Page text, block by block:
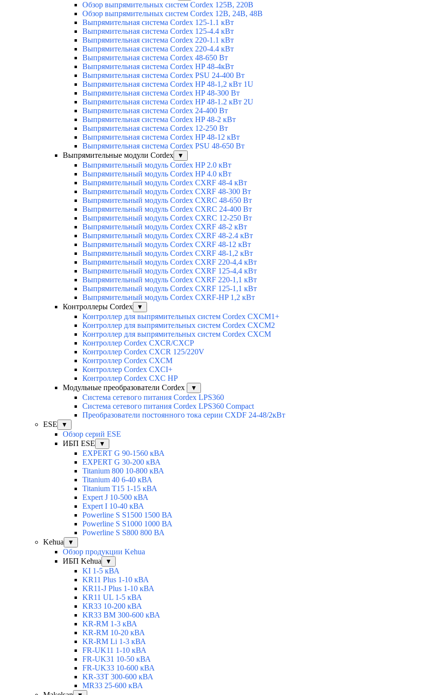
Обзор выпрямительных систем Cordex 125В, 220В
Обзор выпрямительных систем Cordex 12В, 24В, 48В
Выпрямительная система Cordex 125-1.1 кВт
Выпрямительная система Cordex 125-4.4 кВт
Выпрямительная система Cordex 220-1.1 кВт
Выпрямительная система Cordex 220-4.4 кВт
Выпрямительная система Cordex 48-650 Вт
Выпрямительная система Cordex HP 48-4кВт
Выпрямительная система Cordex PSU 24-400 Вт
Выпрямительная система Cordex HP 48-1,2 кВт 1U
Выпрямительная система Cordex HP 48-300 Вт
Выпрямительная система Cordex HP 48-1.2 кВт 2U
Выпрямительная система Cordex 24-400 Вт
Выпрямительная система Cordex HP 48-2 кВт
Выпрямительная система Cordex 12-250 Вт
Выпрямительная система Cordex HP 48-12 кВт
Выпрямительная система Cordex PSU 48-650 Вт
Выпрямительные модули Cordex
▼
Выпрямительный модуль Cordex HP 2.0 кВт
Выпрямительный модуль Cordex HP 4.0 кВт
Выпрямительный модуль Cordex CXRF 48-4 кВт
Выпрямительный модуль Cordex CXRF 48-300 Вт
Выпрямительный модуль Cordex CXRС 48-650 Вт
Выпрямительный модуль Cordex CXRС 24-400 Вт
Выпрямительный модуль Cordex CXRС 12-250 Вт
Выпрямительный модуль Cordex CXRF 48-2 кВт
Выпрямительный модуль Cordex CXRF 48-2.4 кВт
Выпрямительный модуль Cordex CXRF 48-12 кВт
Выпрямительный модуль Cordex CXRF 48-1,2 кВт
Выпрямительный модуль Cordex CXRF 220-4,4 кВт
Выпрямительный модуль Cordex CXRF 125-4,4 кВт
Выпрямительный модуль Cordex CXRF 220-1,1 кВт
Выпрямительный модуль Cordex CXRF 125-1,1 кВт
Выпрямительный модуль Cordex CXRF-HP 1,2 кВт
Контроллеры Cordex
▼
Контроллер для выпрямительных систем Cordex CXCM1+
Контроллер для выпрямительных систем Cordex CXCM2
Контроллер для выпрямительных систем Cordex CXCM
Контроллер Cordex CXCR/CXCP
Контроллер Cordex CXCR 125/220V
Контроллер Cordex CXCM
Контроллер Cordex CXCI+
Контроллер Cordex CXC HP
Модульные преобразователи Cordex
▼
Система сетевого питания Cordex LPS360
Система сетевого питания Cordex LPS360 Compact
Преобразователи постоянного тока серии CXDF 24-48/2кВт
ESE
▼
Обзор серий ESE
ИБП ESE
▼
EXPERT G 90-1560 кВА
EXPERT G 30-200 кВА
Titanium 800 10-800 кВА
Titanium 40 6-40 кВА
Titanium T15 1-15 кВА
Expert J 10-500 кВА
Expert I 10-40 кВА
Powerline S S1500 1500 ВА
Powerline S S1000 1000 ВА
Powerline S S800 800 ВА
Kehua
▼
Обзор продукции Kehua
ИБП Kehua
▼
KI 1-5 кВА
KR11 Plus 1-10 кВА
KR11-J Plus 1-10 кВА
KR11 UL 1-5 кВА
KR33 10-200 кВА
KR33 BM 300-600 кВА
KR-RM 1-3 кВА
KR-RM 10-20 кВА
KR-RM Li 1-3 кВА
FR-UK11 1-10 кВА
FR-UK31 10-50 кВА
FR-UK33 10-600 кВА
KR-33T 300-600 кВА
MR33 25-600 кВА